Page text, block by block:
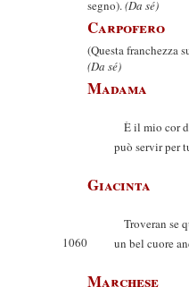
segno).(Da sé)
Carpofero
(Questa franchezza
(Da sé)
Madama
È il mio cor
può servir per
Giacinta
Troveran se
1060
un bel cuore
Marchese